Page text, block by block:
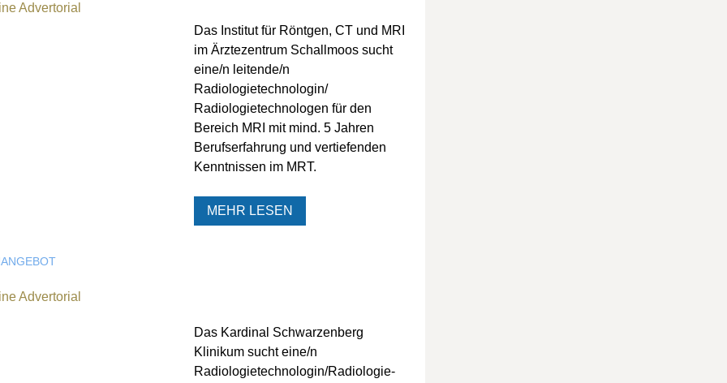
Das Institut für Röntgen, CT und MRI
im Ärztezentrum Schallmoos sucht
eine/n leitende/n
Radiologietechnologin/
Radiologietechnologen für den
Bereich MRI mit mind. 5 Jahren
Berufserfahrung und vertiefenden
Kenntnissen im MRT.
MEHR LESEN
Das Kardinal Schwarzenberg
Klinikum sucht eine/n
Radiologietechnologin/Radiologie-